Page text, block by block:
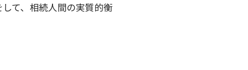
て、相続人間の実質的衡